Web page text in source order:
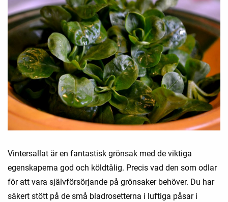
Vintersallat är en fantastisk grönsak med de viktiga
egenskaperna god och köldtålig. Precis vad den som odlar
för att vara självförsörjande på grönsaker behöver. Du har
säkert stött på de små bladrosetterna i luftiga påsar i